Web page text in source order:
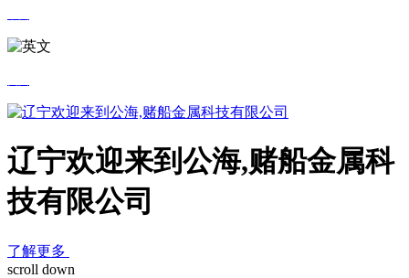
辽宁欢迎来到公海,赌船金属科
技有限公司
了解更多
scroll down